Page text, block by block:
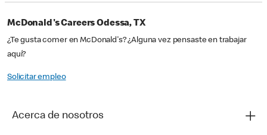
McDonald's Careers Odessa, TX
¿Te gusta comer en McDonald's? ¿Alguna vez pensaste en trabajar
aquí?
Solicitar empleo
Acerca de nosotros